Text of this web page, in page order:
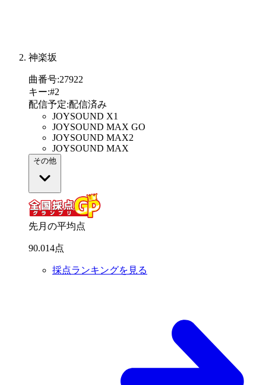
神楽坂
曲番号:27922
キー:#2
配信予定:配信済み
JOYSOUND X1
JOYSOUND MAX GO
JOYSOUND MAX2
JOYSOUND MAX
その他
先月の平均点
90.014点
採点ランキングを見る